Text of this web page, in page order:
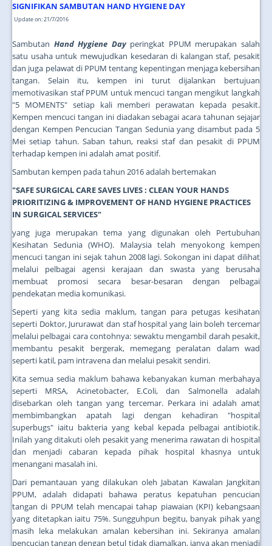
SIGNIFIKAN SAMBUTAN HAND HYGIENE DAY
Update on: 21/7/2016
Sambutan Hand Hygiene Dayperingkat PPUM merupakan salah
satu usaha untuk mewujudkan kesedaran di kalangan staf, pesakit
dan juga pelawat di PPUM tentang kepentingan menjaga kebersihan
tangan. Selain itu, kempen ini turut dijalankan bertujuan
memotivasikan staf PPUM untuk mencuci tangan mengikut langkah
"5 MOMENTS" setiap kali memberi perawatan kepada pesakit.
Kempen mencuci tangan ini diadakan sebagai acara tahunan sejajar
dengan Kempen Pencucian Tangan Sedunia yang disambut pada 5
Mei setiap tahun. Saban tahun, reaksi staf dan pesakit di PPUM
terhadap kempen ini adalah amat positif.
Sambutan kempen pada tahun 2016 adalah bertemakan
"SAFE SURGICAL CARE SAVES LIVES : CLEAN YOUR HANDS
PRIORITIZING & IMPROVEMENT OF HAND HYGIENE PRACTICES
IN SURGICAL SERVICES"
yang juga merupakan tema yang digunakan oleh Pertubuhan
Kesihatan Sedunia (WHO). Malaysia telah menyokong kempen
mencuci tangan ini sejak tahun 2008 lagi. Sokongan ini dapat dilihat
melalui pelbagai agensi kerajaan dan swasta yang berusaha
membuat promosi secara besar-besaran dengan pelbagai
pendekatan media komunikasi.
Seperti yang kita sedia maklum, tangan para petugas kesihatan
seperti Doktor, Jururawat dan staf hospital yang lain boleh tercemar
melalui pelbagai cara contohnya: sewaktu mengambil darah pesakit,
membantu pesakit bergerak, memegang peralatan dalam wad
seperti katil, pam intravena dan melalui pesakit sendiri.
Kita semua sedia maklum bahawa kebanyakan kuman merbahaya
seperti MRSA, Acinetobacter, E.Coli, dan Salmonella adalah
disebarkan oleh tangan yang tercemar. Perkara ini adalah amat
membimbangkan apatah lagi dengan kehadiran "hospital
superbugs" iaitu bakteria yang kebal kepada pelbagai antibiotik.
Inilah yang ditakuti oleh pesakit yang menerima rawatan di hospital
dan menjadi cabaran kepada pihak hospital khasnya untuk
menangani masalah ini.
Dari pemantauan yang dilakukan oleh Jabatan Kawalan Jangkitan
PPUM, adalah didapati bahawa peratus kepatuhan pencucian
tangan di PPUM telah mencapai tahap piawaian (KPI) kebangsaan
yang ditetapkan iaitu 75%. Sungguhpun begitu, banyak pihak yang
masih leka melakukan amalan kebersihan ini. Sekiranya amalan
pencucian tangan dengan betul tidak diamalkan, ianya akan menjadi